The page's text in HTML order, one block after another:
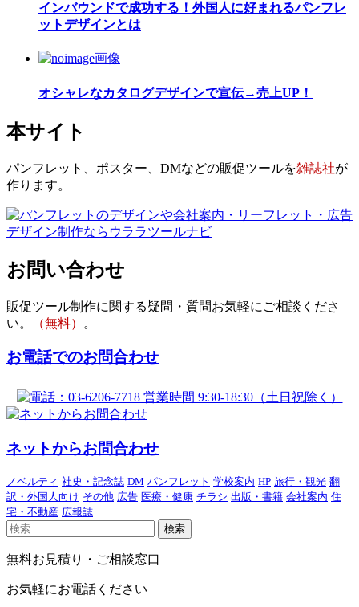
インバウンドで成功する！外国人に好まれるパンフレ
ットデザインとは
オシャレなカタログデザインで宣伝→売上UP！
本サイト
パンフレット、ポスター、DMなどの販促ツールを雑誌社が
作ります。
お問い合わせ
販促ツール制作に関する疑問・質問お気軽にご相談くださ
い。
（無料） 。
お電話でのお問合わせ
ネットからお問合わせ
ノベルティ 社史・記念誌 DM パンフレット 学校案内 HP 旅行・観光 翻
訳・外国人向け その他 広告 医療・健康 チラシ 出版・書籍 会社案内 住
宅・不動産 広報誌
検
無料お見積り・ご相談窓口
お気軽にお電話ください